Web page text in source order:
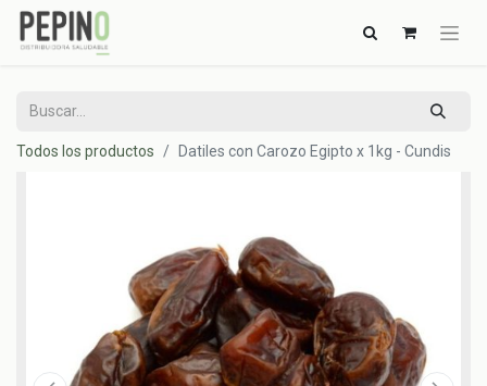
Todos los productos Datiles con Carozo Egipto x 1kg - Cundis